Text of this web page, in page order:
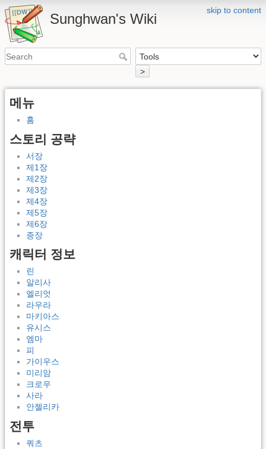
skip to content
Sunghwan's Wiki
>
메뉴
홈
스토리 공략
서장
제1장
제2장
제3장
제4장
제5장
제6장
종장
캐릭터 정보
린
알리사
엘리엇
라우라
마키아스
유시스
엠마
피
가이우스
미리암
크로우
사라
안젤리카
전투
쿼츠